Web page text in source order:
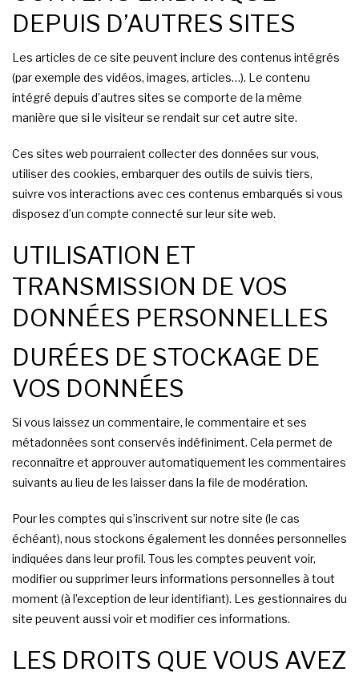
DEPUIS D’AUTRES SITES
Les articles de ce site peuvent inclure des contenus intégrés
(par exemple des vidéos, images, articles…). Le contenu
intégré depuis d’autres sites se comporte de la même
manière que si le visiteur se rendait sur cet autre site.
Ces sites web pourraient collecter des données sur vous,
utiliser des cookies, embarquer des outils de suivis tiers,
suivre vos interactions avec ces contenus embarqués si vous
disposez d’un compte connecté sur leur site web.
UTILISATION ET
TRANSMISSION DE VOS
DONNÉES PERSONNELLES
DURÉES DE STOCKAGE DE
VOS DONNÉES
Si vous laissez un commentaire, le commentaire et ses
métadonnées sont conservés indéfiniment. Cela permet de
reconnaître et approuver automatiquement les commentaires
suivants au lieu de les laisser dans la file de modération.
Pour les comptes qui s’inscrivent sur notre site (le cas
échéant), nous stockons également les données personnelles
indiquées dans leur profil. Tous les comptes peuvent voir,
modifier ou supprimer leurs informations personnelles à tout
moment (à l’exception de leur identifiant). Les gestionnaires du
site peuvent aussi voir et modifier ces informations.
LES DROITS QUE VOUS AVEZ